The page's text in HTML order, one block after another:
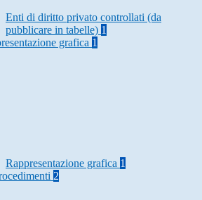
Enti di diritto privato controllati (da
pubblicare in tabelle) 1
grafica 1
Rappresentazione grafica 1
2